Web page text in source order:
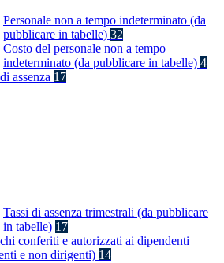
Personale non a tempo indeterminato (da
pubblicare in tabelle) 32
Costo del personale non a tempo
indeterminato (da pubblicare in tabelle) 4
assenza 17
Tassi di assenza trimestrali (da pubblicare
in tabelle) 17
conferiti e autorizzati ai dipendenti
e non dirigenti) 14